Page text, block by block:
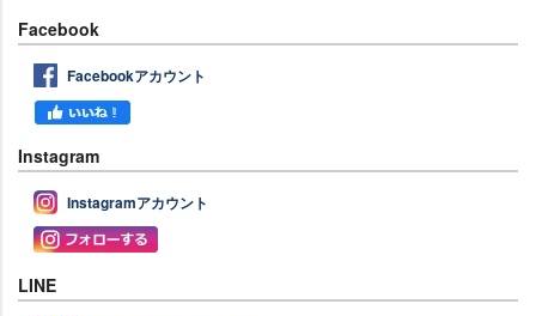
Facebook
Facebookアカウント
Instagram
Instagramアカウント
LINE